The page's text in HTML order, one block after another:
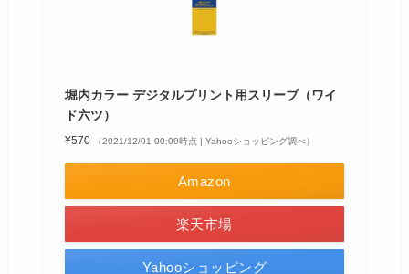
堀内カラー デジタルプリント用スリーブ（ワイ
ド六ツ）
¥570 （2021/12/01 00:09時点 | Yahooショッピング調べ）
Amazon
楽天市場
Yahooショッピング